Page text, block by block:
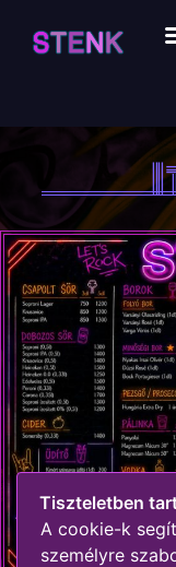
Tiszteletben
A cookie-k
személyre